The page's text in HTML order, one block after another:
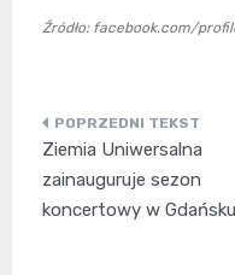
Źródło: facebook.com/
Nawigacja
wpisu
Ziemia Uniwersalna
zainauguruje sezon
koncertowy w